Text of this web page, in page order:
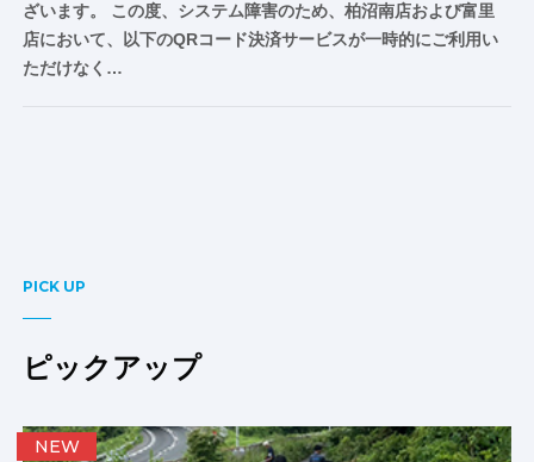
ざいます。 この度、システム障害のため、柏沼南店および富里
店において、以下のQRコード決済サービスが一時的にご利用い
ただけなく…
PICK UP
ピックアップ
NEW